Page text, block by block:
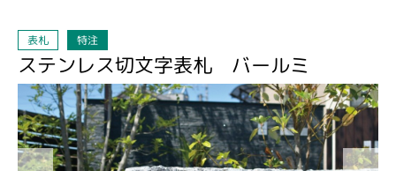
表札 特注
ステンレス切文字表札 バールミ